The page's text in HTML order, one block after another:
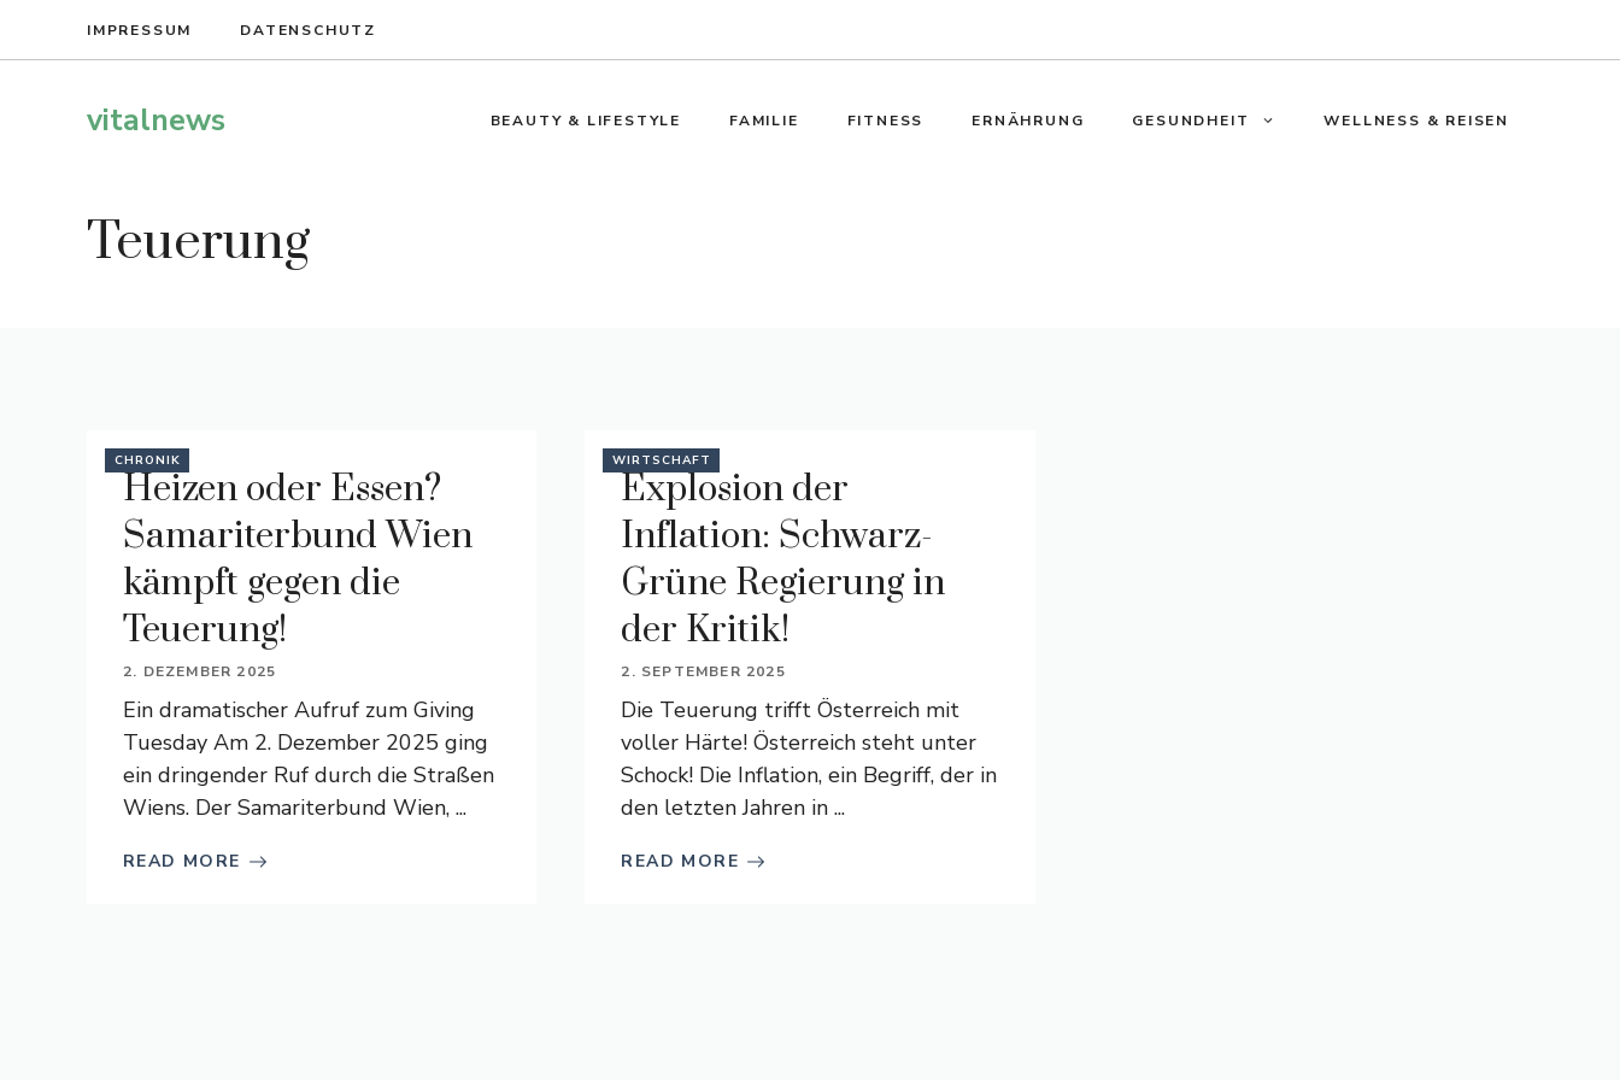
IMPRESSUM DATENSCHUTZ
vitalnews BEAUTY & LIFESTYLE FAMILIE FITNESS ERNÄHRUNG GESUNDHEIT WELLNESS & REISEN
Teuerung
CHRONIK
Heizen oder Essen?
Samariterbund Wien
kämpft gegen die
Teuerung!
2. DEZEMBER 2025
Ein dramatischer Aufruf zum Giving
Tuesday Am 2. Dezember 2025 ging
ein dringender Ruf durch die Straßen
Wiens. Der Samariterbund Wien, ...
READ MORE
WIRTSCHAFT
Explosion der
Inflation: Schwarz-
Grüne Regierung in
der Kritik!
2. SEPTEMBER 2025
Die Teuerung trifft Österreich mit
voller Härte! Österreich steht unter
Schock! Die Inflation, ein Begriff, der in
den letzten Jahren in ...
READ MORE